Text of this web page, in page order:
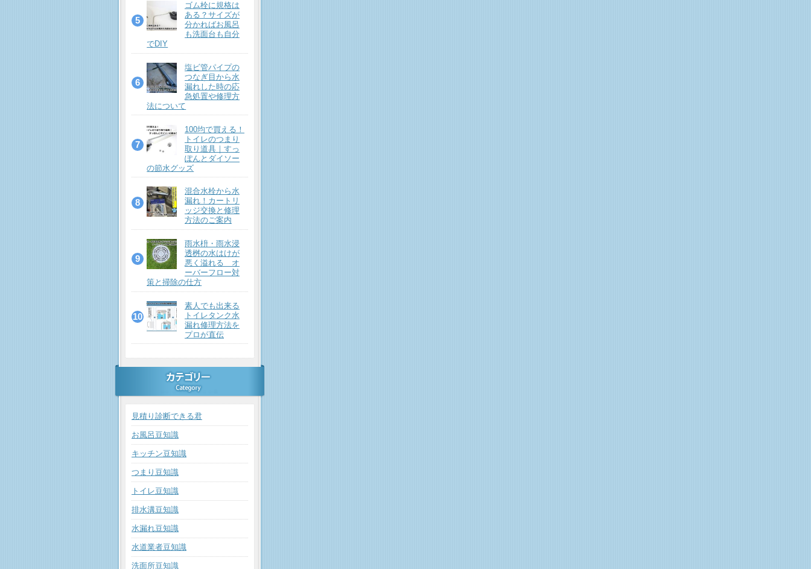
ゴム栓に規格は
ある？サイズが
分かればお風呂
も洗面台も自分
でDIY
塩ビ管パイプの
つなぎ目から水
漏れした時の応
急処置や修理方
法について
100均で買える！
トイレのつまり
取り道具｜すっ
ぽんとダイソー
の節水グッズ
混合水栓から水
漏れ！カートリ
ッジ交換と修理
方法のご案内
雨水枡・雨水浸
透桝の水はけが
悪く溢れる オ
ーバーフロー対
策と掃除の仕方
素人でも出来る
トイレタンク水
漏れ修理方法を
プロが直伝
見積り診断できる君
お風呂豆知識
キッチン豆知識
つまり豆知識
トイレ豆知識
排水溝豆知識
水漏れ豆知識
水道業者豆知識
洗面所豆知識